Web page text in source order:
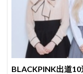
BLACKPINK出道